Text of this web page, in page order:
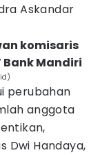
Askandar
komisaris
Bank Mandiri
perubahan
anggota
Dwi Handaya,